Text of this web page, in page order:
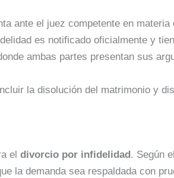
ante el juez competente en materia
es notificado oficialmente y
ambas partes presentan sus
la disolución del matrimonio y
eldivorcio por infidelidad . Según
la demanda sea respaldada con